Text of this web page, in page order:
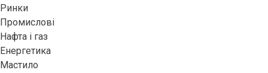
Ринки
Промислові
Нафта і газ
Енергетика
Мастило